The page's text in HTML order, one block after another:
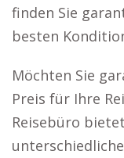
finden Sie
besten
Möchten Sie
Preis für Ihre
Reisebüro